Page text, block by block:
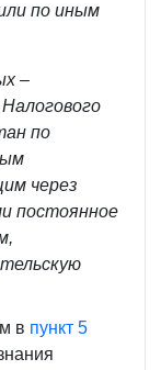
по иным
–
по
через
постоянное
в пункт 5